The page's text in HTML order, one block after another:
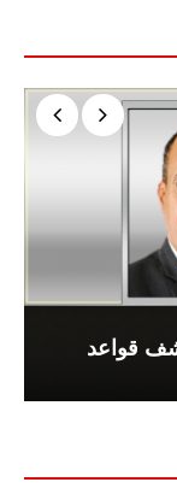
قواعد